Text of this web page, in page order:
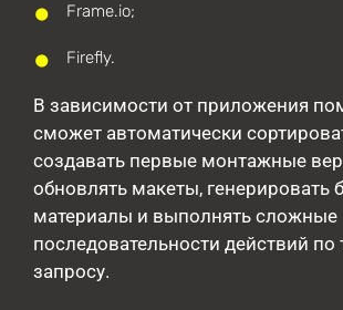
Frame.io;
Firefly.
В зависимости от приложения
сможет автоматически
создавать первые монтажные
обновлять макеты, генерировать
материалы и выполнять сложные
последовательности действий по
запросу.